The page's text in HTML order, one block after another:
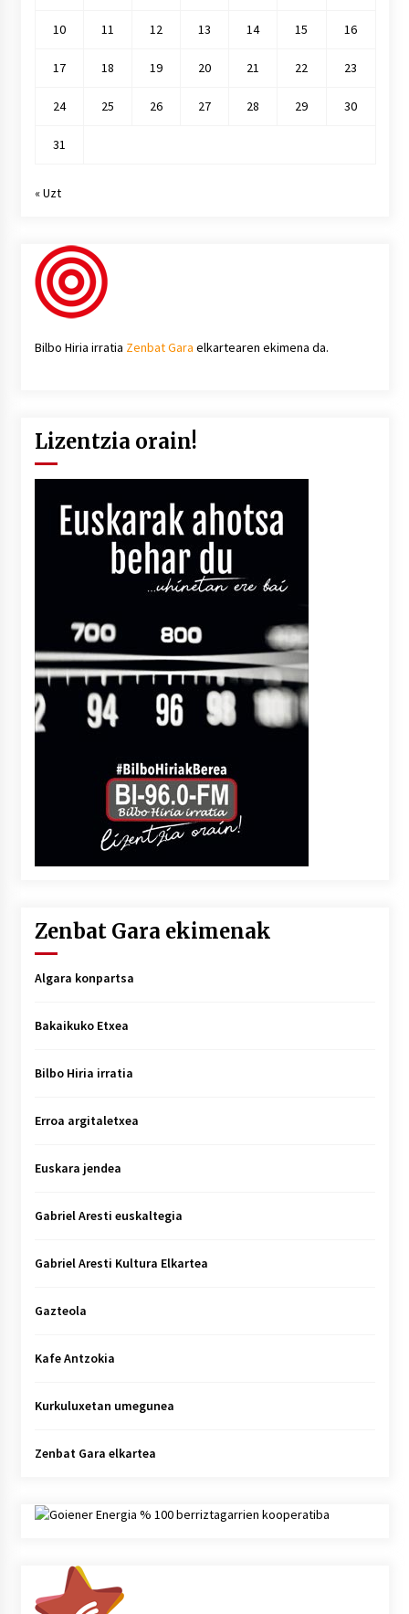
10 11 12 13 14 15 16
17 18 19 20 21 22 23
24 25 26 27 28 29 30
31
« Uzt
Bilbo Hiria irratia Zenbat Gara elkartearen ekimena da.
Lizentzia orain!
Zenbat Gara ekimenak
Algara konpartsa
Bakaikuko Etxea
Bilbo Hiria irratia
Erroa argitaletxea
Euskara jendea
Gabriel Aresti euskaltegia
Gabriel Aresti Kultura Elkartea
Gazteola
Kafe Antzokia
Kurkuluxetan umegunea
Zenbat Gara elkartea